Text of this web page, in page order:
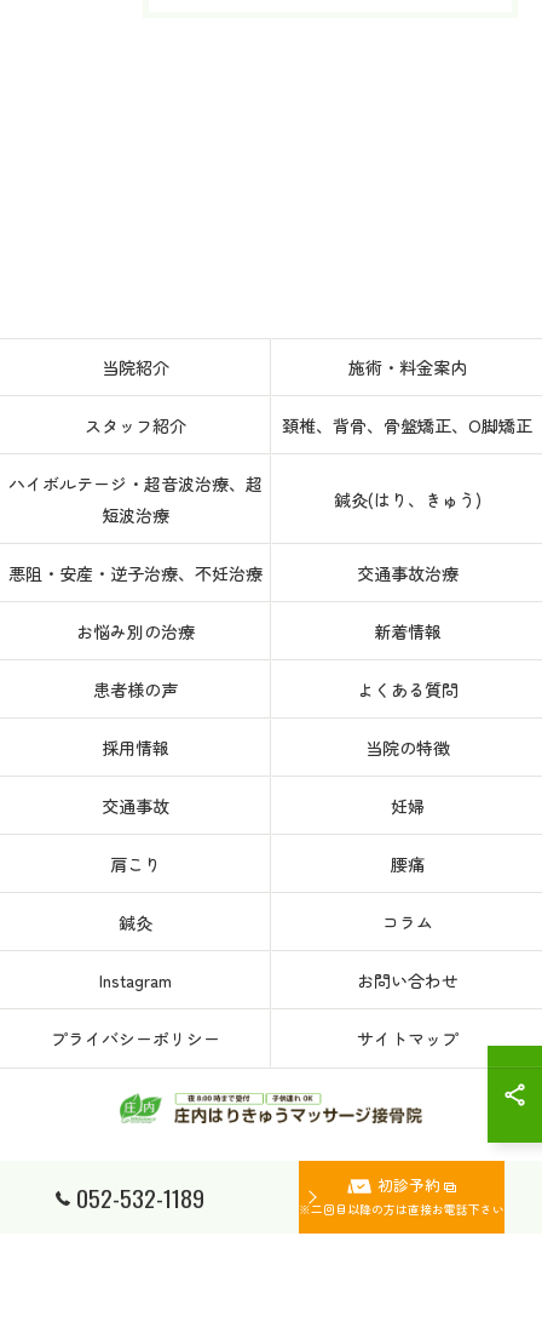
052-532-1189 初診予約
※二回目以降の方は直接お電話下さい
当院紹介 施術・料金案内
スタッフ紹介 頚椎、背骨、骨盤矯正、O脚矯正
ハイボルテージ・超音波治療、超
短波治療
鍼灸(はり、きゅう)
悪阻・安産・逆子治療、不妊治療 交通事故治療
お悩み別の治療 新着情報
患者様の声 よくある質問
採用情報 当院の特徴
交通事故 妊婦
肩こり 腰痛
鍼灸 コラム
Instagram お問い合わせ
プライバシーポリシー サイトマップ
© 2026 愛知県、名古屋市西区の接骨院なら庄内はりきゅうマッサージ接骨院 ALL
RIGHTS RESERVED.